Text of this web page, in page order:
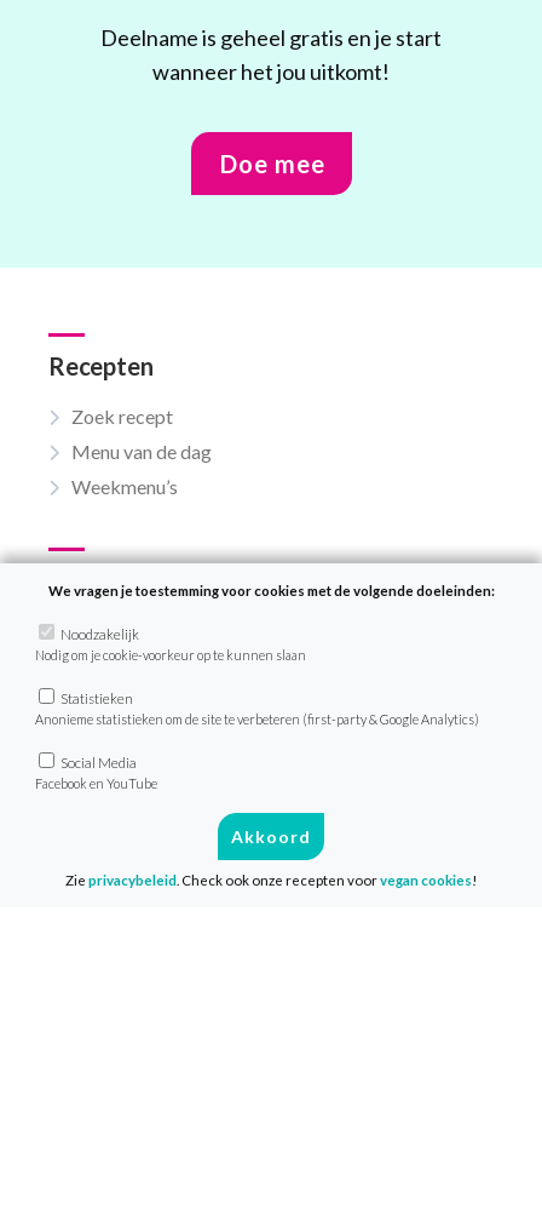
Deelname is geheel gratis en je start
wanneer het jou uitkomt!
Doe mee
Recepten
Zoek recept
Menu van de dag
Weekmenu’s
VeganChallenge
Over de VeganChallenge
Veelgestelde vragen
Contact
Info
Privacy & Disclaimer
We vragen je toestemming voor cookies met de volgende doeleinden:
Noodzakelijk
Nodig om je cookie-voorkeur op te kunnen slaan
Statistieken
Anonieme statistieken om de site te verbeteren (first-party & Google Analytics)
Social Media
Facebook en YouTube
Akkoord
Zie privacybeleid . Check ook onze recepten voorvegan cookies!